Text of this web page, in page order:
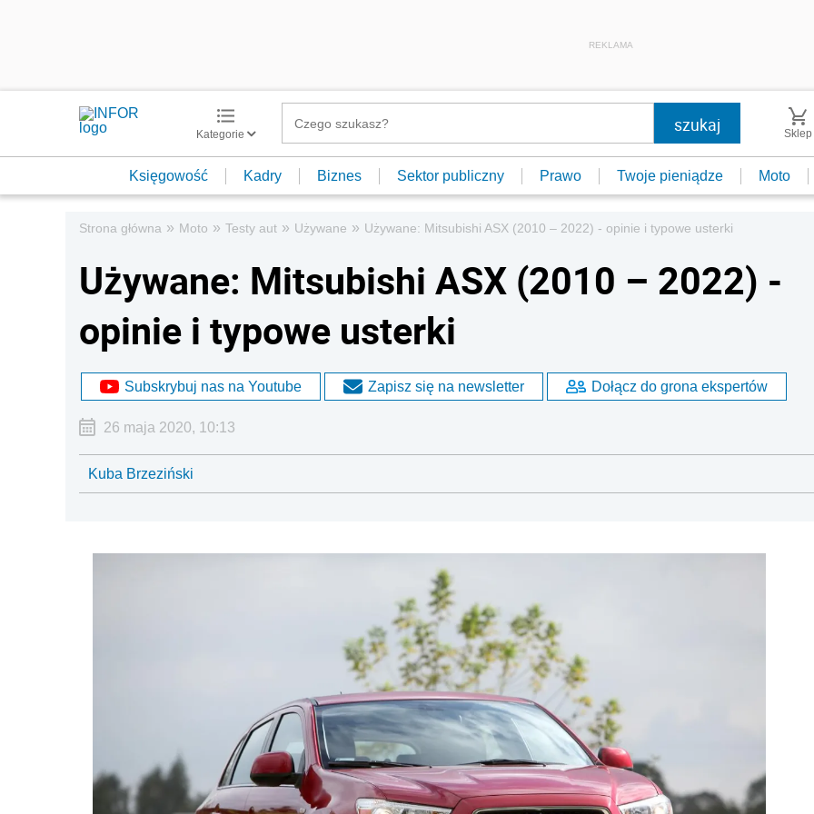
REKLAMA
Kategorie Sklep
Księgowość Kadry Biznes Sektor publiczny Prawo Twoje pieniądze Moto
Strona główna » Moto » Testy aut » Używane » Używane: Mitsubishi ASX (2010 – 2022) - opinie i typowe usterki
Używane: Mitsubishi ASX (2010 – 2022) -
opinie i typowe usterki
Subskrybuj nas na Youtube Zapisz się na newsletter Dołącz do grona ekspertów
26 maja 2020, 10:13
Kuba Brzeziński